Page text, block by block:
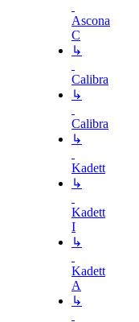
Ascona
C
↳
Calibra
↳
Calibra
↳
Kadett
↳
Kadett
I
↳
Kadett
A
↳